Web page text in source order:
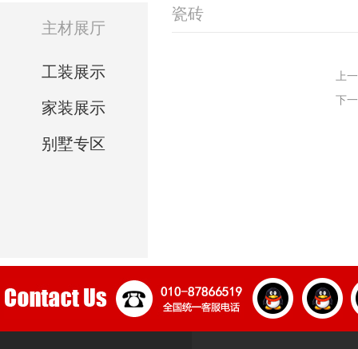
主材展厅
工装展示
家装展示
别墅专区
瓷砖
上
下